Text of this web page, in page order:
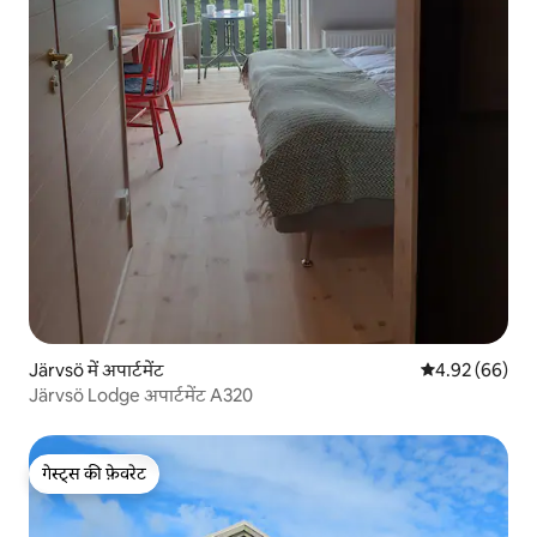
Järvsö में अपार्टमेंट औसत रेटिंग 5 में
4.92 (66)
Järvsö Lodge अपार्टमेंट A320
गेस्ट्स की फ़ेवरेट
गेस्ट्स की फ़ेवरेट